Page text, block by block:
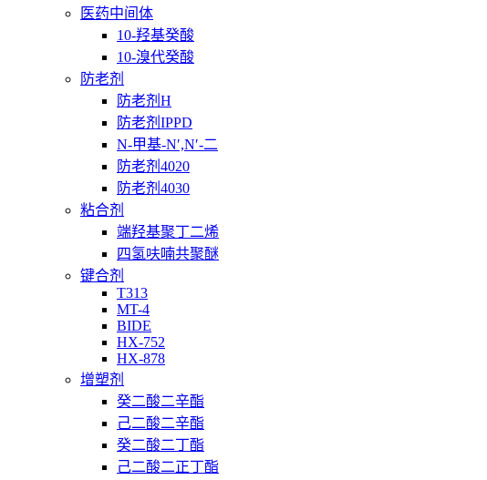
医药中间体
10-羟基癸酸
10-溴代癸酸
防老剂
防老剂H
防老剂IPPD
N-甲基-N′,N′-二
防老剂4020
防老剂4030
粘合剂
端羟基聚丁二烯
四氢呋喃共聚醚
键合剂
T313
MT-4
BIDE
HX-752
HX-878
增塑剂
癸二酸二辛酯
己二酸二辛酯
癸二酸二丁酯
己二酸二正丁酯